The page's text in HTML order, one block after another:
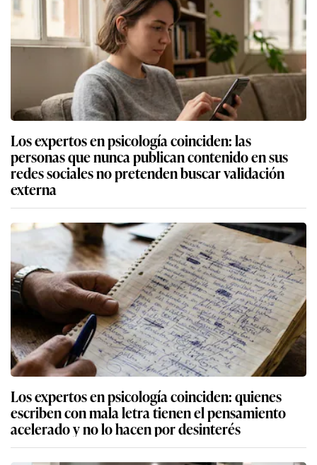
Los expertos en psicología coinciden: las
personas que nunca publican contenido en sus
redes sociales no pretenden buscar validación
externa
Los expertos en psicología coinciden: quienes
escriben con mala letra tienen el pensamiento
acelerado y no lo hacen por desinterés